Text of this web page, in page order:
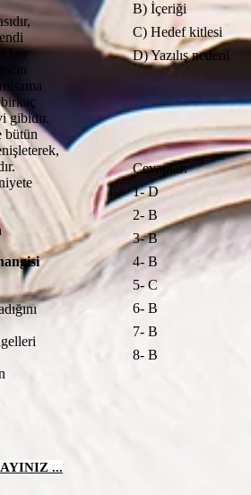
her
gibidir.
bütün
B) İçeriği
C) Hedef kitlesi
D) Yazılış nedeni
Cevaplar:
1- D
2- B
3- B
4- B
5- C
6- B
7- B
8- B
...